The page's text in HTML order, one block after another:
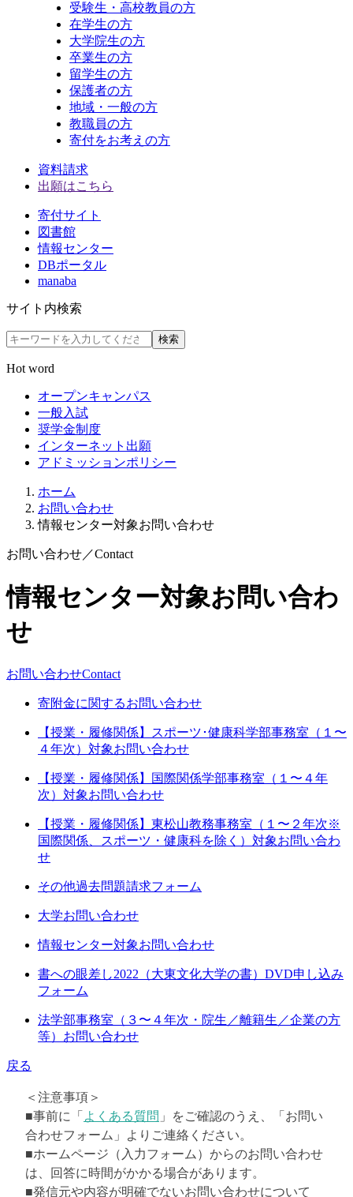
受験生・高校教員の方
在学生の方
大学院生の方
卒業生の方
留学生の方
保護者の方
地域・一般の方
教職員の方
寄付をお考えの方
資料請求
出願はこちら
寄付サイト
図書館
情報センター
DBポータル
manaba
サイト内検索
検索
Hot word
オープンキャンパス
一般入試
奨学金制度
インターネット出願
アドミッションポリシー
ホーム
お問い合わせ
情報センター対象お問い合わせ
お問い合わせ／Contact
情報センター対象お問い合わ
せ
お問い合わせContact
寄附金に関するお問い合わせ
【授業・履修関係】スポーツ･健康科学部事務室（１〜
４年次）対象お問い合わせ
【授業・履修関係】国際関係学部事務室（１〜４年
次）対象お問い合わせ
【授業・履修関係】東松山教務事務室（１〜２年次※
国際関係、スポーツ・健康科を除く）対象お問い合わ
せ
その他過去問題請求フォーム
大学お問い合わせ
情報センター対象お問い合わせ
書への眼差し2022（大東文化大学の書）DVD申し込み
フォーム
法学部事務室（３〜４年次・院生／離籍生／企業の方
等）お問い合わせ
戻る